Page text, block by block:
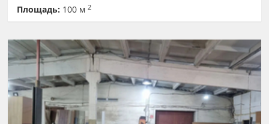
Площадь: 100 м2